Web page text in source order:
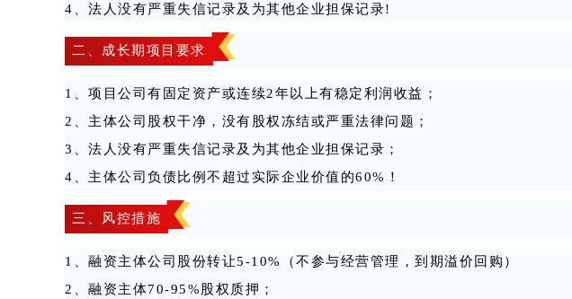
4、法人没有严重失信记录及为其他企业担保记录!
二、成长期项目要求
1、项目公司有固定资产或连续2年以上有稳定利润收益；
2、主体公司股权干净，没有股权冻结或严重法律问题；
3、法人没有严重失信记录及为其他企业担保记录；
4、主体公司负债比例不超过实际企业价值的60%！
三、风控措施
1、融资主体公司股份转让5-10%（不参与经营管理，到期溢价回购）
2、融资主体70-95%股权质押；